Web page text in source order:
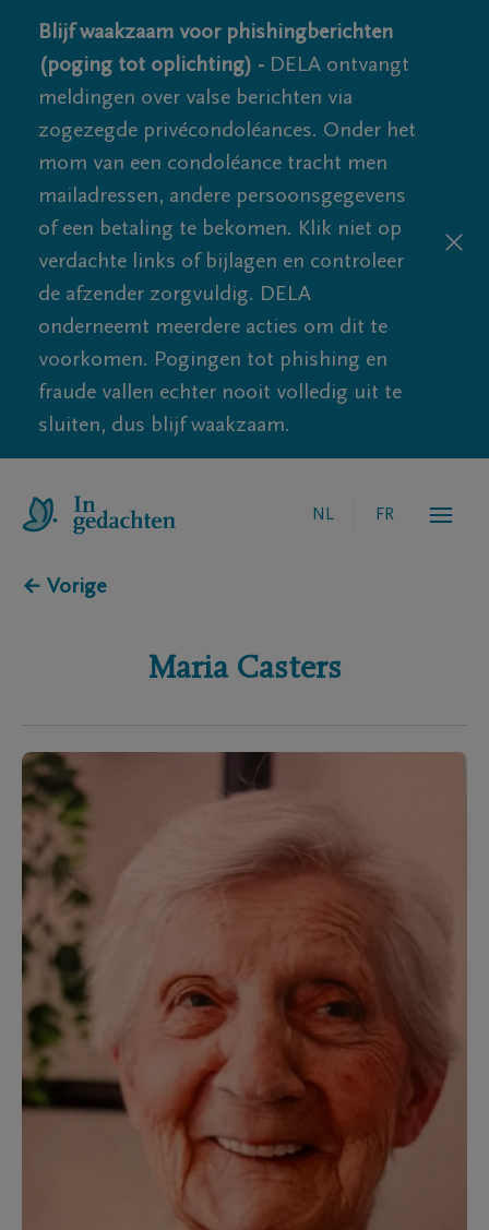
Blijf waakzaam voor phishingberichten
(poging tot oplichting) - DELA ontvangt
meldingen over valse berichten via
zogezegde privécondoléances. Onder het
mom van een condoléance tracht men
mailadressen, andere persoonsgegevens
of een betaling te bekomen. Klik niet op
verdachte links of bijlagen en controleer
de afzender zorgvuldig. DELA
onderneemt meerdere acties om dit te
voorkomen. Pogingen tot phishing en
fraude vallen echter nooit volledig uit te
sluiten, dus blijf waakzaam.
NL FR
← Vorige
Maria Casters